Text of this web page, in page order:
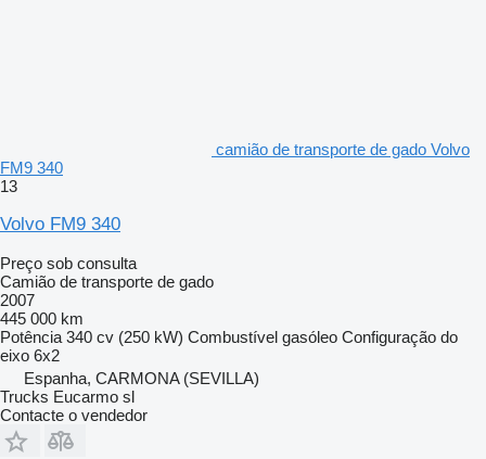
camião de transporte de gado Volvo
FM9 340
13
Volvo FM9 340
Preço sob consulta
Camião de transporte de gado
2007
445 000 km
Potência 340 cv (250 kW) Combustível gasóleo Configuração do
eixo 6x2
Espanha, CARMONA (SEVILLA)
Trucks Eucarmo sl
Contacte o vendedor